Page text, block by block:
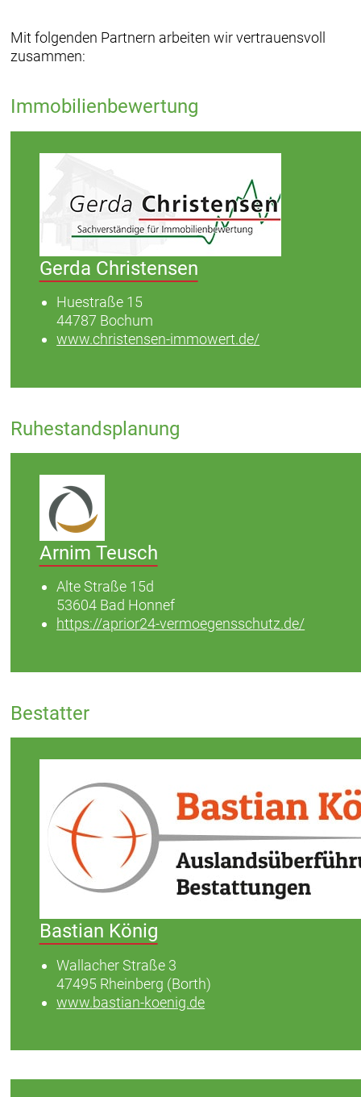
Mit folgenden Partnern arbeiten wir vertrauensvoll
zusammen:
Immobilienbewertung
Gerda Christensen
Huestraße 15
44787 Bochum
www.christensen-immowert.de/
Ruhestandsplanung
Arnim Teusch
Alte Straße 15d
53604 Bad Honnef
https://aprior24-vermoegensschutz.de/
Bestatter
Bastian König
Wallacher Straße 3
47495 Rheinberg (Borth)
www.bastian-koenig.de